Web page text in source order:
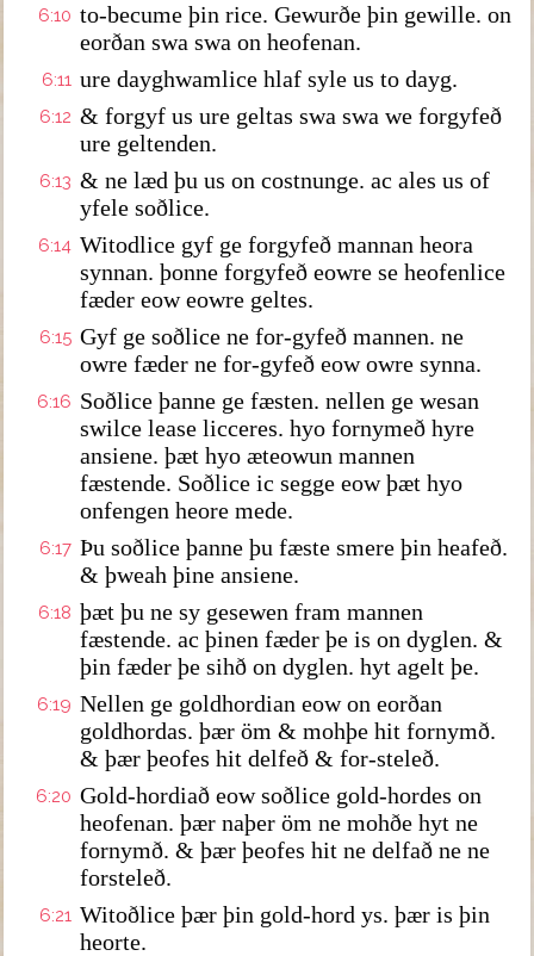
6:10 to-becume þin rice. Gewurðe þin gewille. on
eorðan swa swa on heofenan.
6:11 ure dayghwamlice hlaf syle us to dayg.
6:12 & forgyf us ure geltas swa swa we forgyfeð
ure geltenden.
6:13 & ne læd þu us on costnunge. ac ales us of
yfele soðlice.
6:14 Witodlice gyf ge forgyfeð mannan heora
synnan. þonne forgyfeð eowre se heofenlice
fæder eow eowre geltes.
6:15 Gyf ge soðlice ne for-gyfeð mannen. ne
owre fæder ne for-gyfeð eow owre synna.
6:16 Soðlice þanne ge fæsten. nellen ge wesan
swilce lease licceres. hyo fornymeð hyre
ansiene. þæt hyo æteowun mannen
fæstende. Soðlice ic segge eow þæt hyo
onfengen heore mede.
6:17 Þu soðlice þanne þu fæste smere þin heafeð.
& þweah þine ansiene.
6:18 þæt þu ne sy gesewen fram mannen
fæstende. ac þinen fæder þe is on dyglen. &
þin fæder þe sihð on dyglen. hyt agelt þe.
6:19 Nellen ge goldhordian eow on eorðan
goldhordas. þær öm & mohþe hit fornymð.
& þær þeofes hit delfeð & for-steleð.
6:20 Gold-hordiað eow soðlice gold-hordes on
heofenan. þær naþer öm ne mohðe hyt ne
fornymð. & þær þeofes hit ne delfað ne ne
forsteleð.
6:21 Witoðlice þær þin gold-hord ys. þær is þin
heorte.